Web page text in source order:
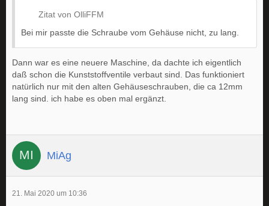
Zitat von OlliFFM
Bei mir passte die Schraube vom Gehäuse nicht, zu lang.
Dann war es eine neuere Maschine, da dachte ich eigentlich
daß schon die Kunststoffventile verbaut sind. Das funktioniert
natürlich nur mit den alten Gehäuseschrauben, die ca 12mm
lang sind. ich habe es oben mal ergänzt.
MiAg
21. Mai 2020 um 10:36